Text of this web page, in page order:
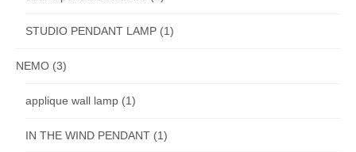
STUDIO PENDANT LAMP (1)
NEMO (3)
applique wall lamp (1)
IN THE WIND PENDANT (1)